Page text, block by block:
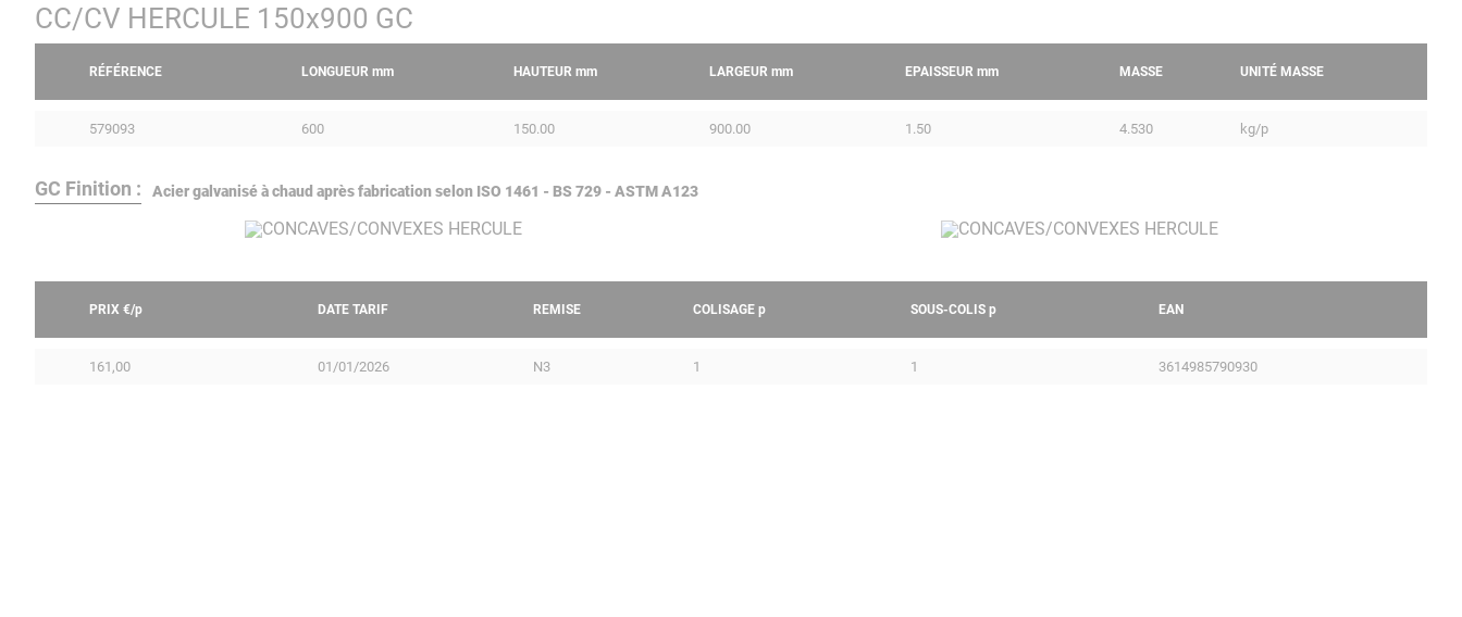
CC/CV HERCULE 150x900 GC
RÉFÉRENCE LONGUEUR mm HAUTEUR mm LARGEUR mm EPAISSEUR mm MASSE UNITÉ MASSE
579093 600 150.00 900.00 1.50 4.530 kg/p
GC Finition : Acier galvanisé à chaud après fabrication selon ISO 1461 - BS 729 - ASTM A123
PRIX €/p DATE TARIF REMISE COLISAGE p SOUS-COLIS p EAN
161,00 01/01/2026 N3 1 1 3614985790930